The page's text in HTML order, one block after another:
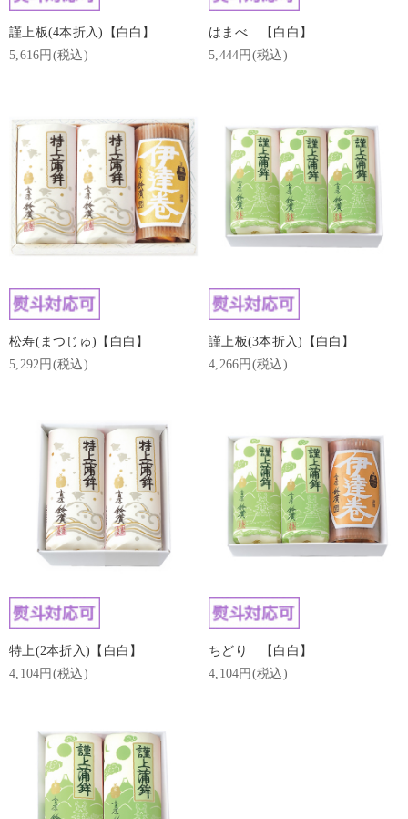
謹上板(4本折入)【白白】
5,616円(税込)
はまべ 【白白】
5,444円(税込)
松寿(まつじゅ)【白白】
5,292円(税込)
謹上板(3本折入)【白白】
4,266円(税込)
特上(2本折入)【白白】
4,104円(税込)
ちどり 【白白】
4,104円(税込)